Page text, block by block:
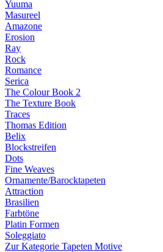
Yuuma
Masureel
Amazone
Erosion
Ray
Rock
Romance
Serica
The Colour Book 2
The Texture Book
Traces
Thomas Edition
Belix
Blockstreifen
Dots
Fine Weaves
Ornamente/Barocktapeten
Attraction
Brasilien
Farbtöne
Platin Formen
Soleggiato
Zur Kategorie Tapeten Motive